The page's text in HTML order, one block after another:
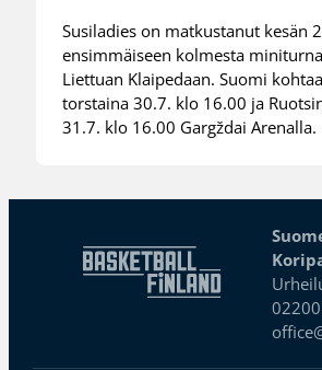
Susiladies on matkustanut kesän
ensimmäiseen kolmesta
Liettuan Klaipedaan. Suomi
torstaina 30.7. klo 16.00 ja
31.7. klo 16.00 Gargždai Arenalla.